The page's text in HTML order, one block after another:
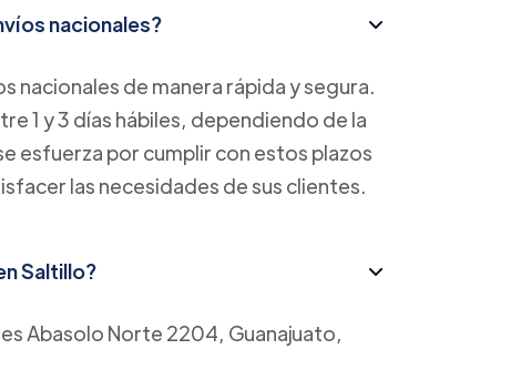
nacionales?
nacionales de manera rápida y segura.
1 y 3 días hábiles, dependiendo de la
esfuerza por cumplir con estos plazos
las necesidades de sus clientes.
Saltillo?
Abasolo Norte 2204, Guanajuato,